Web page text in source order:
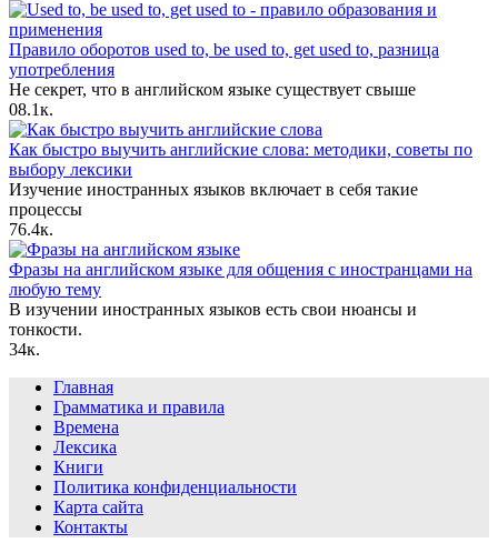
Правило оборотов used to, be used to, get used to, разница
употребления
Не секрет, что в английском языке существует свыше
08.1к.
Как быстро выучить английские слова: методики, советы по
выбору лексики
Изучение иностранных языков включает в себя такие
процессы
76.4к.
Фразы на английском языке для общения с иностранцами на
любую тему
В изучении иностранных языков есть свои нюансы и
тонкости.
34к.
Главная
Грамматика и правила
Времена
Лексика
Книги
Политика конфиденциальности
Карта сайта
Контакты